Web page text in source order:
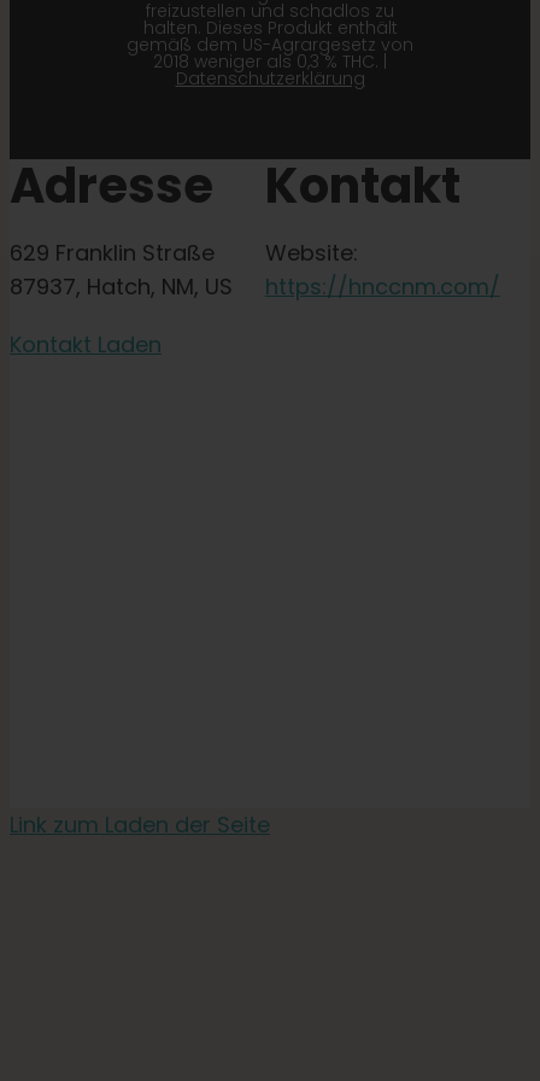
freizustellen und schadlos zu
halten. Dieses Produkt enthält
gemäß dem US-Agrargesetz von
2018 weniger als 0,3 % THC. |
Datenschutzerklärung
Adresse
629 Franklin Straße
87937, Hatch, NM, US
Kontakt
Website:
https://hnccnm.com/
Kontakt Laden
Link zum Laden der Seite